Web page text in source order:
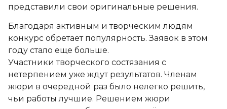
представили свои оригинальные решения.
Благодаря активным и творческим людям
конкурс обретает популярность. Заявок в этом
году стало еще больше.
Участники творческого состязания с
нетерпением уже ждут результатов. Членам
жюри в очередной раз было нелегко решить,
чьи работы лучшие. Решением жюри